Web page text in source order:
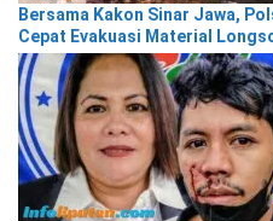
Bersama Kakon Sinar Jawa,
Cepat Evakuasi Material